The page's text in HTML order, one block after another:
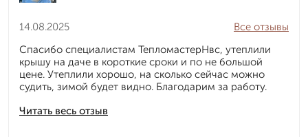
14.08.2025
Читать весь отзыв
Все отзывы
Спасибо специалистам ТепломастерНвс, утеплили
крышу на даче в короткие сроки и по не большой
цене. Утеплили хорошо, на сколько сейчас можно
судить, зимой будет видно. Благодарим за работу.